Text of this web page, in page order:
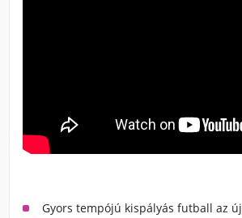
Gyors tempójú kispályás futball az új